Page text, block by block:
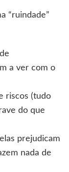
“ruindade”
a ver com o
riscos (tudo
do que
prejudicam
nada de